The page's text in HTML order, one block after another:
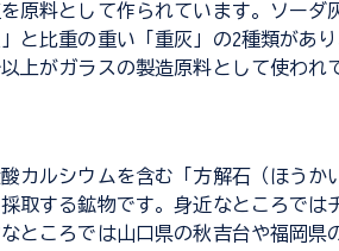
原料として作られています。ソーダ
と比重の重い「重灰」の2種類があ
上がガラスの製造原料として使われ
カルシウムを含む「方解石（ほうか
取する鉱物です。身近なところでは
ところでは山口県の秋吉台や福岡県